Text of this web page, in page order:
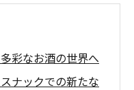
彩なお酒の世界へ
ナックでの新たな